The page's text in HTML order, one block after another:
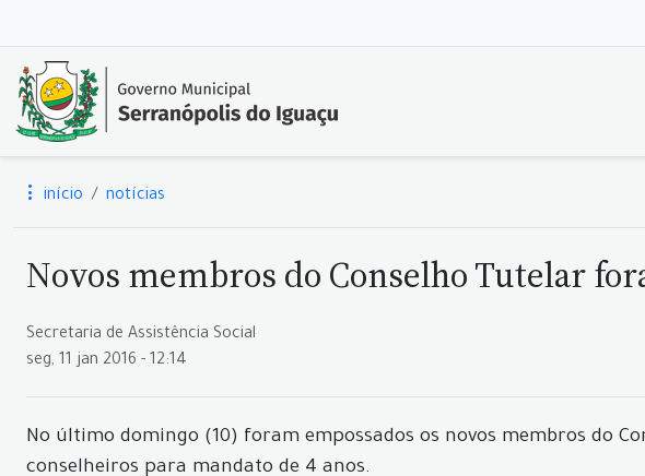
início notícias
Novos membros do Conselho Tutelar
Secretaria de Assistência Social
seg, 11 jan 2016 - 12:14
No último domingo (10) foram empossados os novos membros do
conselheiros para mandato de 4 anos.